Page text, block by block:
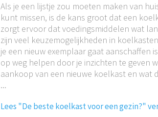
Als je een lijstje zou moeten maken van
kunt missen, is de kans groot dat een
zorgt ervoor dat voedingsmiddelen wat
zijn veel keuzemogelijkheden in
je een nieuw exemplaar gaat aanschaffen
op weg helpen door je inzichten te geven
aankoop van een nieuwe koelkast en wat
...
Lees "De beste koelkast voor een gezin?"